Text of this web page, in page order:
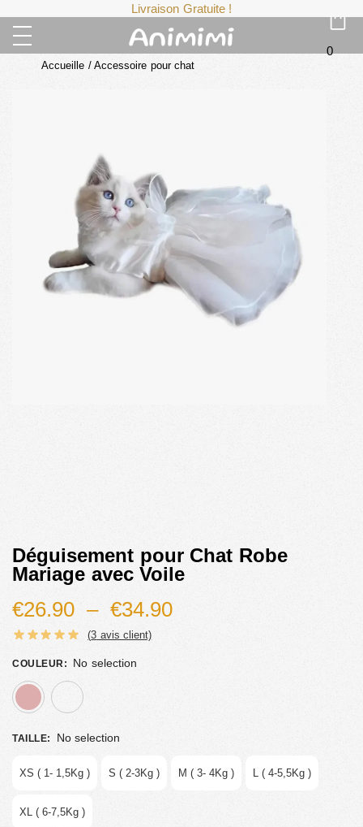
Livraison Gratuite !
0
Accueille / Accessoire pour chat
Déguisement pour Chat Robe
Mariage avec Voile
€26.90 – €34.90
(3 avis client)
COULEUR: No selection
TAILLE: No selection
XS ( 1- 1,5Kg ) S ( 2-3Kg ) M ( 3- 4Kg ) L ( 4-5,5Kg )
XL ( 6-7,5Kg )